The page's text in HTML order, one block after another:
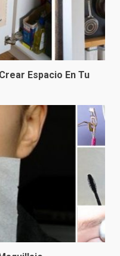
Espacio En Tu